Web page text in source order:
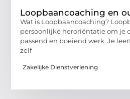
Loopbaancoaching en
Wat is Loopbaancoaching?
persoonlijke heroriëntatie om je
passend en boeiend werk. Je
zelf
Zakelijke Dienstverlening